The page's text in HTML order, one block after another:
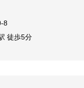
8
徒歩5分